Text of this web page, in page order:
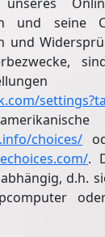
und seine
und
choices/
.
d.h.